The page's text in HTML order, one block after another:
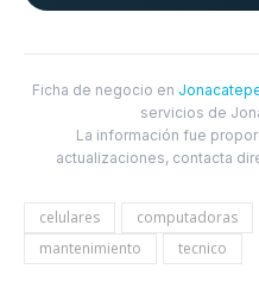
Ficha de negocio en
servicios de
La información fue
actualizaciones, contacta
celulares computadoras
mantenimiento
tecnico